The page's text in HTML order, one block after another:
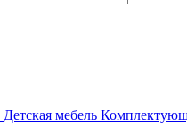
Детская мебель